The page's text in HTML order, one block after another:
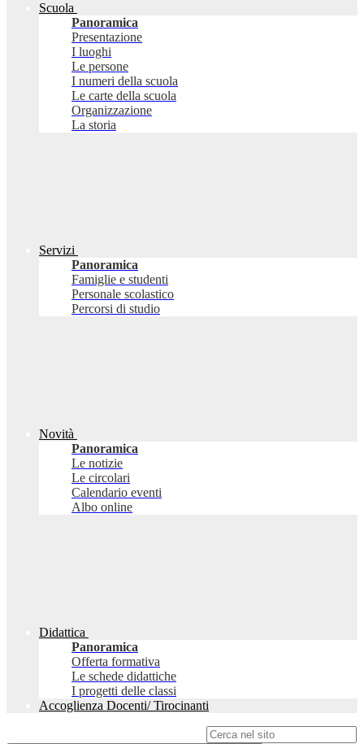
Scuola
Panoramica
Presentazione
I luoghi
Le persone
I numeri della scuola
Le carte della scuola
Organizzazione
La storia
Servizi
Panoramica
Famiglie e studenti
Personale scolastico
Percorsi di studio
Novità
Panoramica
Le notizie
Le circolari
Calendario eventi
Albo online
Didattica
Panoramica
Offerta formativa
Le schede didattiche
I progetti delle classi
Accoglienza Docenti/ Tirocinanti